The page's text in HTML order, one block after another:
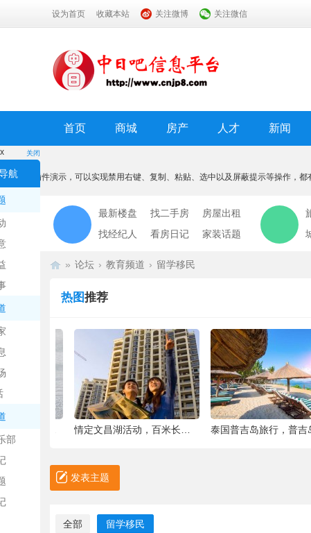
设为首页 收藏本站 关注微博 关注微信
首页 商城 房产 人才 新闻
关闭
航
部
x
本功能为插件演示，可以实现禁用右键、复制、粘贴、选中以及屏蔽提示等操作，
我知道了
最新楼盘 找二手房
房屋出租
找经纪人
看房日记 家装话题
日
» 论坛 › 教育频道 › 留学移民
热图推荐
情定文昌湖活动，百米长卷现场绘画、万人签 泰国普吉岛旅行，普吉
发表主题
全部 留学移民